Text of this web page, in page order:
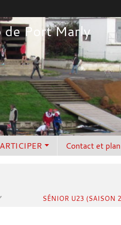
de Port Marly
Contact et plan